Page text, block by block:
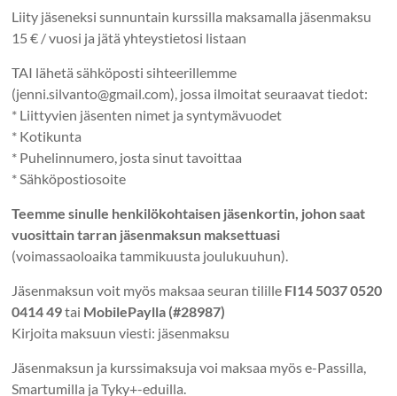
Liity jäseneksi sunnuntain kurssilla maksamalla jäsenmaksu
15 € / vuosi ja jätä yhteystietosi listaan
TAI lähetä sähköposti sihteerillemme
(jenni.silvanto@gmail.com), jossa ilmoitat seuraavat tiedot:
* Liittyvien jäsenten nimet ja syntymävuodet
* Kotikunta
* Puhelinnumero, josta sinut tavoittaa
* Sähköpostiosoite
Teemme sinulle henkilökohtaisen jäsenkortin, johon saat
vuosittain tarran jäsenmaksun maksettuasi
(voimassaoloaika tammikuusta joulukuuhun).
Jäsenmaksun voit myös maksaa seuran tilille FI14 5037 0520
0414 49tai MobilePaylla (#28987)
Kirjoita maksuun viesti: jäsenmaksu
Jäsenmaksun ja kurssimaksuja voi maksaa myös e-Passilla,
Smartumilla ja Tyky+-eduilla.